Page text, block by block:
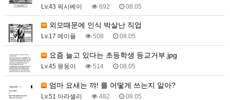
Lv.43 픽시베이 692 08.05
외모때문에 인식 박살난 직업
Lv.17 메이플 508 08.05
요즘 늘고 있다는 초등학생 등교거부.jpg
Lv.45 몽둥이 514 08.05
엄마 요새는 꺄! 를 어떻게 쓰는지 알아?
Lv.51 아라셀리 482 08.05